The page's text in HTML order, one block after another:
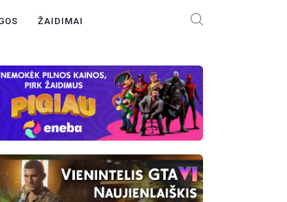
ŽAIDIMAI